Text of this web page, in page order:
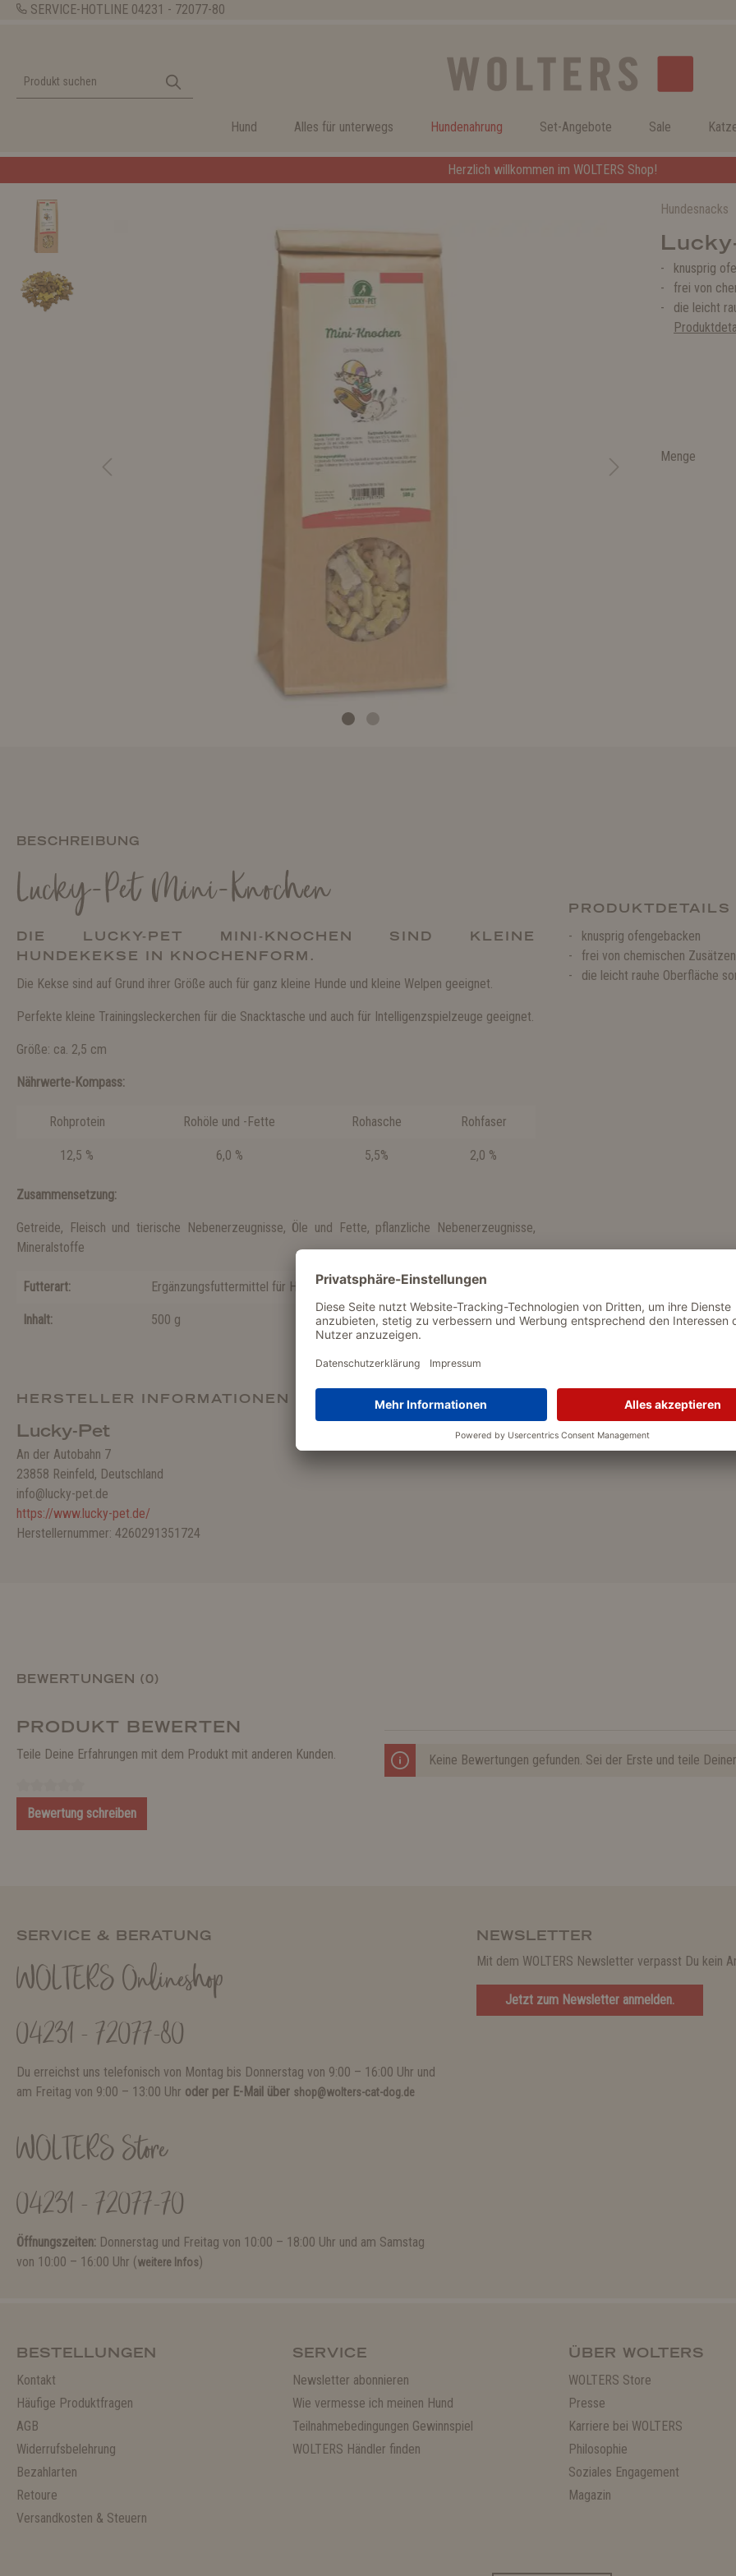
SERVICE-HOTLINE 04231 - 72077-80
Hund Alles für unterwegs Hundenahrung Set-Angebote Sale
Herzlich willkommen im WOLTERS Shop!
Hundesnacks
knusprig
frei von
die leicht
Menge
BESCHREIBUNG
Lucky-Pet Mini-Knochen
DIE LUCKY-PET MINI-KNOCHEN SIND KLEINE
HUNDEKEKSE IN KNOCHENFORM.
Die Kekse sind auf Grund ihrer Größe auch für ganz kleine Hunde und kleine Welpen geeignet.
Perfekte kleine Trainingsleckerchen für die Snacktasche und auch für Intelligenzspielzeuge geeignet.
Größe: ca. 2,5 cm
Nährwerte-Kompass:
Rohprotein Rohöle und -Fette Rohasche Rohfaser
12,5 % 6,0 % 5,5% 2,0 %
Zusammensetzung:
Getreide, Fleisch und tierische Nebenerzeugnisse, Öle und Fette, pflanzliche Nebenerzeugnisse,
Mineralstoffe
Futterart: Ergänzungsfuttermittel für Hunde
Inhalt: 500 g
HERSTELLER INFORMATIONEN
Lucky-Pet
An der Autobahn 7
23858 Reinfeld, Deutschland
info@lucky-pet.de
https://www.lucky-pet.de/
Herstellernummer: 4260291351724
PRODUKTDETAILS
knusprig ofengebacken
frei von chemischen Zusätzen
die leicht rauhe Oberfläche
BEWERTUNGEN (0)
PRODUKT BEWERTEN
Teile Deine Erfahrungen mit dem Produkt mit anderen Kunden.
Bewertung schreiben
Keine Bewertungen gefunden. Sei der Erste und teile
SERVICE & BERATUNG
WOLTERS Onlineshop
04231 - 72077-80
Du erreichst uns telefonisch von Montag bis Donnerstag von 9:00 – 16:00 Uhr und
am Freitag von 9:00 – 13:00 Uhr oder per E-Mail über shop@wolters-cat-dog.de
WOLTERS Store
04231 - 72077-70
Öffnungszeiten: Donnerstag und Freitag von 10:00 – 18:00 Uhr und am Samstag
von 10:00 – 16:00 Uhr (weitere Infos)
NEWSLETTER
Mit dem WOLTERS Newsletter verpasst Du kein
Jetzt zum Newsletter anmelden.
BESTELLUNGEN
Kontakt
Häufige Produktfragen
AGB
Widerrufsbelehrung
Bezahlarten
Retoure
Versandkosten & Steuern
SERVICE
Newsletter abonnieren
Wie vermesse ich meinen Hund
Teilnahmebedingungen Gewinnspiel
WOLTERS Händler finden
ÜBER WOLTERS
WOLTERS Store
Presse
Karriere bei WOLTERS
Philosophie
Soziales Engagement
Magazin